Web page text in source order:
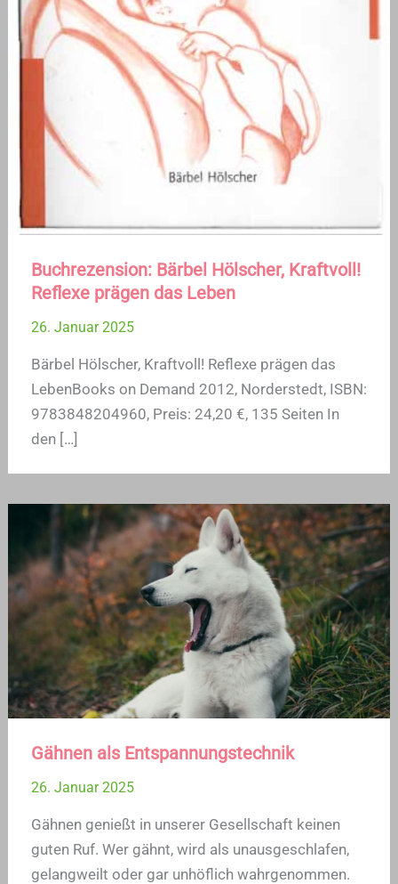
Buchrezension: Bärbel Hölscher, Kraftvoll!
Reflexe prägen das Leben
26. Januar 2025
Bärbel Hölscher, Kraftvoll! Reflexe prägen das
LebenBooks on Demand 2012, Norderstedt, ISBN:
9783848204960, Preis: 24,20 €, 135 Seiten In
den […]
Gähnen als Entspannungstechnik
26. Januar 2025
Gähnen genießt in unserer Gesellschaft keinen
guten Ruf. Wer gähnt, wird als unausgeschlafen,
gelangweilt oder gar unhöflich wahrgenommen.